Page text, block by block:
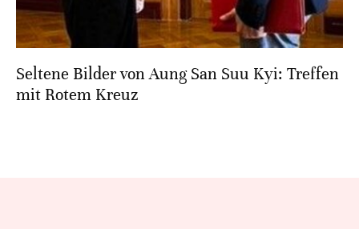
Seltene Bilder von Aung San Suu Kyi: Treffen
mit Rotem Kreuz